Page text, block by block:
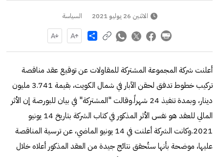
الاثنين 26 يوليو 2021 السياسة
Share
أعلنت شركة المجموعة المشتركة للمقاولات عن توقيع عقد مناقصة
تركيب خطوط تدفق لحقن الآبار في شمال الكويت، بقيمة 3.741 مليون
دينار، وبمدة تنفيذ 24 شهراً.وقالت "المشتركة" في بيان للبورصة إن الأثر
المالي للعقد هو نفس الأثر المذكور في كتاب الشركة بتاريخ 14 يونيو
2021.وكانت الشركة أعلنت في 14 يونيو الماضي، عن ترسية المناقصة
عليها، موضحة بأنها ستُحقق نتائج جيدة من العقد المذكور أعلاه خلال